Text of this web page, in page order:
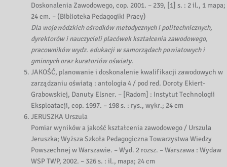
Doskonalenia Zawodowego, cop. 2001. – 239, [1] s. : 2 il., 1 mapa;
24 cm. – (Biblioteka Pedagogiki Pracy)
Dla wojewódzkich ośrodków metodycznych i politechnicznych,
dyrektorów i nauczycieli placówek kształcenia zawodowego,
pracowników wydz. edukacji w samorządach powiatowych i
gminnych oraz kuratoriów oświaty.
JAKOŚĆ, planowanie i doskonalenie kwalifikacji zawodowych w
zarządzaniu oświatą : antologia 4 / pod red. Doroty Ekiert-
Grabowskiej, Danuty Elsner. – [Radom] : Instytut Technologii
Eksploatacji, cop. 1997. – 198 s. : rys., wykr.; 24 cm
JERUSZKA Urszula
Pomiar wyników a jakość kształcenia zawodowego / Urszula
Jeruszka; Wyższa Szkoła Pedagogiczna Towarzystwa Wiedzy
Powszechnej w Warszawie. – Wyd. 2 rozsz. – Warszawa : Wydaw
WSP TWP, 2002. – 326 s. : il., mapa; 24 cm